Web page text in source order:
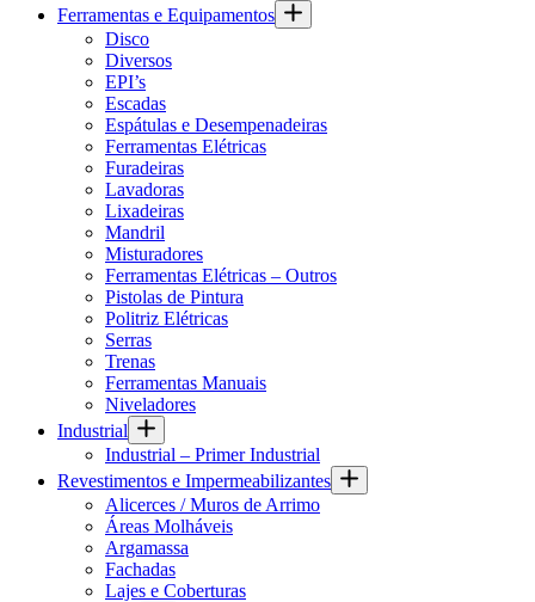
Ferramentas e Equipamentos
Disco
Diversos
EPI’s
Escadas
Espátulas e Desempenadeiras
Ferramentas Elétricas
Furadeiras
Lavadoras
Lixadeiras
Mandril
Misturadores
Ferramentas Elétricas – Outros
Pistolas de Pintura
Politriz Elétricas
Serras
Trenas
Ferramentas Manuais
Niveladores
Industrial
Industrial – Primer Industrial
Revestimentos e Impermeabilizantes
Alicerces / Muros de Arrimo
Áreas Molháveis
Argamassa
Fachadas
Lajes e Coberturas